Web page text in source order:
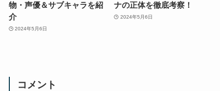
物・声優＆サブキャラを紹
介
2024年5月6日
ナの正体を徹底考察！
2024年5月6日
コメント